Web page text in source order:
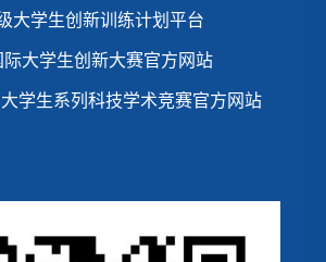
大学生创新训练计划平台
际大学生创新大赛官方网站
大学生系列科技学术竞赛官方网站